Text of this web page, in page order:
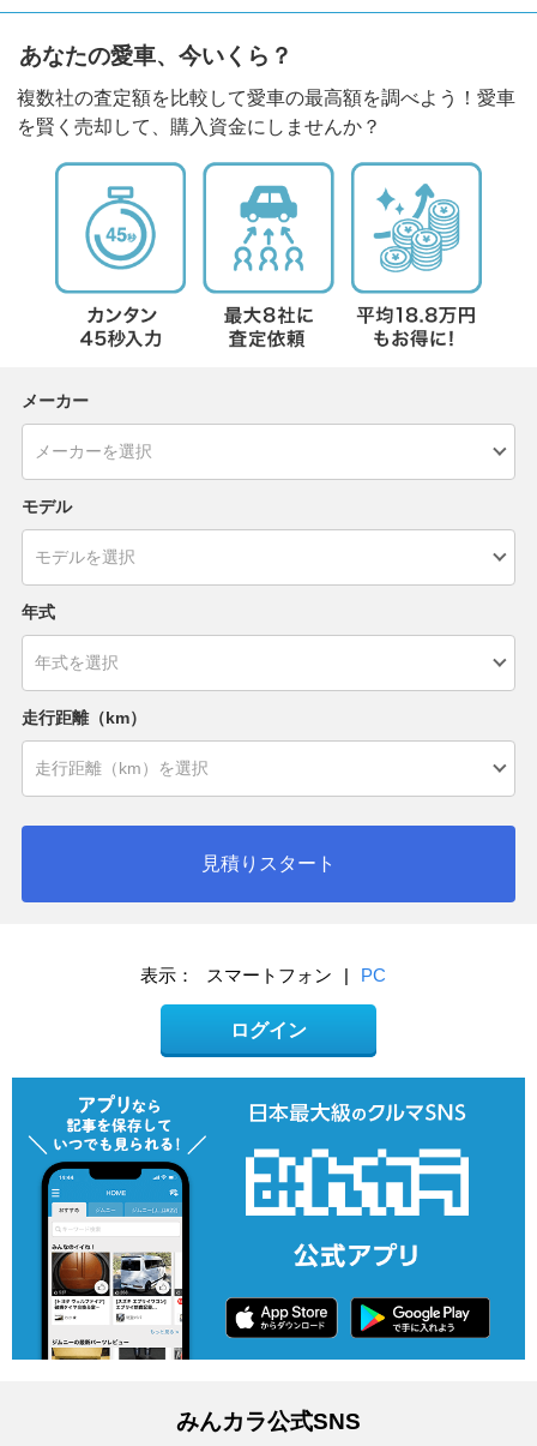
あなたの愛車、今いくら？
複数社の査定額を比較して愛車の最高額を調べよう！愛車
を賢く売却して、購入資金にしませんか？
メーカー
モデル
年式
走行距離（km）
見積りスタート
表示： スマートフォン | PC
ログイン
みんカラ公式SNS